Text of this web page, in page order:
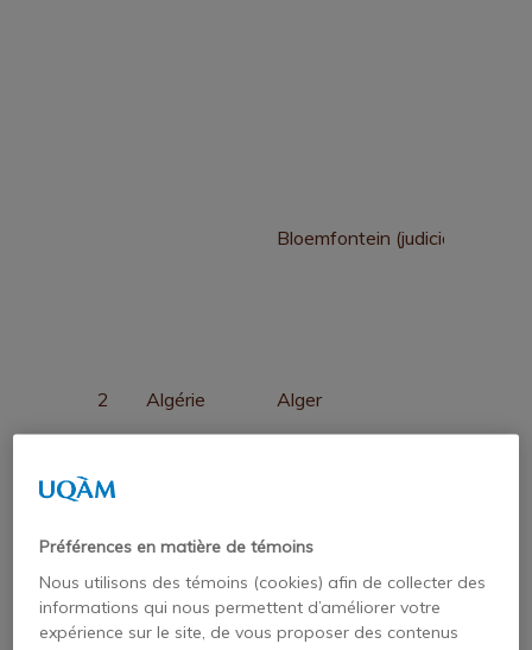
Bloemfontein (judiciaire)
2 Algérie Alger
3
4 Bénin Porto-Novo
5 Botswana Gaborone
Préférences en matière de témoins
Nous utilisons des témoins (cookies) afin de collecter des
informations qui nous permettent d’améliorer votre
expérience sur le site, de vous proposer des contenus